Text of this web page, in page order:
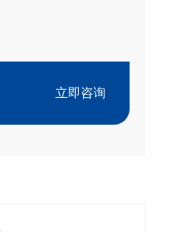
适用于 ICP, RD
立即咨询